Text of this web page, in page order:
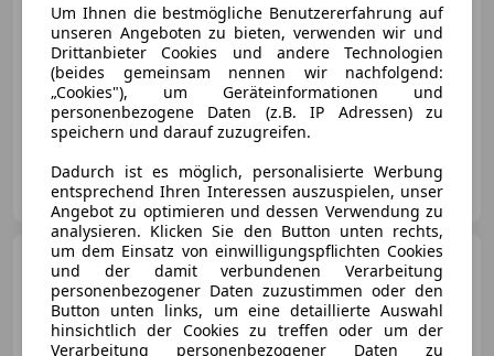
03/2023 84 000 km Diesel 143 kW (194 PS)
EDAR Automobile
AT-4221 Steyregg
Mercedes-Benz CLS 220
CLS 220 d*AMG-
Line*Schiebedach*Burmester*360°*
Um Ihnen die bestmögliche Benutzererfahrung auf
unseren Angeboten zu bieten, verwenden wir und
Drittanbieter Cookies und andere Technologien
(beides gemeinsam nennen wir nachfolgend:
„Cookies"), um Geräteinformationen und
personenbezogene Daten (z.B. IP Adressen) zu
speichern und darauf zuzugreifen.
Dadurch ist es möglich, personalisierte Werbung
entsprechend Ihren Interessen auszuspielen, unser
Angebot zu optimieren und dessen Verwendung zu
analysieren. Klicken Sie den Button unten rechts,
um dem Einsatz von einwilligungspflichten Cookies
und der damit verbundenen Verarbeitung
personenbezogener Daten zuzustimmen oder den
Button unten links, um eine detaillierte Auswahl
hinsichtlich der Cookies zu treffen oder um der
Verarbeitung personenbezogener Daten zu